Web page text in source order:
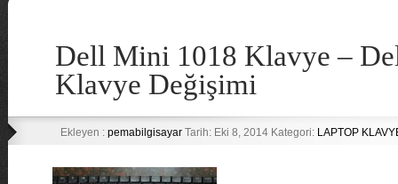
Dell Mini 1018 Klavye –
Klavye Değişimi
Ekleyen : pemabilgisayarTarih: Eki 8, 2014 Kategori: LAPTOP